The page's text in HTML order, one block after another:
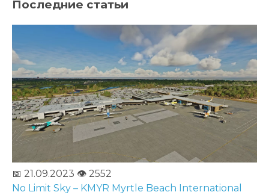
Последние статьи
📅 21.09.2023 👁️ 2552
No Limit Sky – KMYR Myrtle Beach International